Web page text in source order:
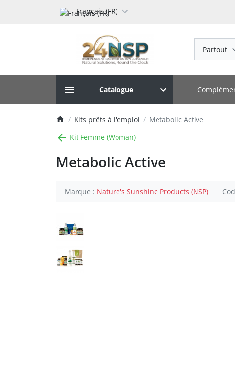
Français (FR)
Partout
Catalogue
Kits prêts à l'emploi
Metabolic Active
Kit Femme (Woman)
Metabolic Active
Marque : Nature's Sunshine Products (NSP)